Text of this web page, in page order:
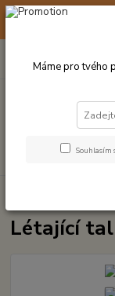
☀️ 10. - 14. SRPNA
po–pá: 9–17 hod.
HRAČKY Z
Létající
Máme pro tvého
Souhlasím